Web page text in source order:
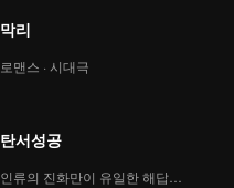
막리
로맨스 · 시대극
탄서성공
인류의 진화만이 유일한 해답이다